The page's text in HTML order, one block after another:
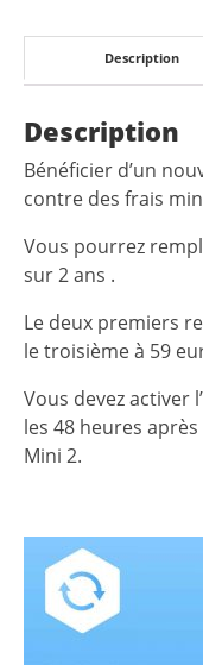
ans)
Description
Description
Bénéficier d’un
contre des frais
Vous pourrez
sur 2 ans .
Le deux premiers
le troisième à 59
Vous devez activer
les 48 heures
Mini 2.